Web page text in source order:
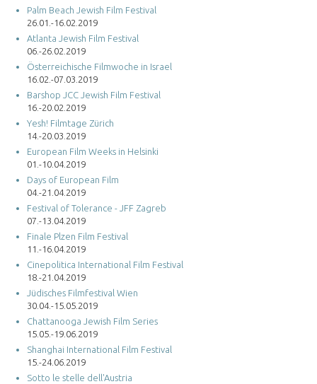
Palm Beach Jewish Film Festival
26.01.-16.02.2019
Atlanta Jewish Film Festival
06.-26.02.2019
Österreichische Filmwoche in Israel
16.02.-07.03.2019
Barshop JCC Jewish Film Festival
16.-20.02.2019
Yesh! Filmtage Zürich
14.-20.03.2019
European Film Weeks in Helsinki
01.-10.04.2019
Days of European Film
04.-21.04.2019
Festival of Tolerance - JFF Zagreb
07.-13.04.2019
Finale Plzen Film Festival
11.-16.04.2019
Cinepolitica International Film Festival
18.-21.04.2019
Jüdisches Filmfestival Wien
30.04.-15.05.2019
Chattanooga Jewish Film Series
15.05.-19.06.2019
Shanghai International Film Festival
15.-24.06.2019
Sotto le stelle dell'Austria